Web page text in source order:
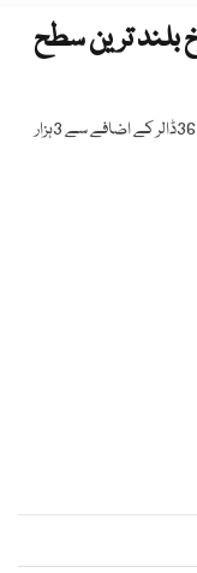
بلند ترین سطح
بین الاقوامی بلین مارکیٹ میں فی اونس سونے کی قیمت 36ڈالر کے اضافے سے 3ہزار